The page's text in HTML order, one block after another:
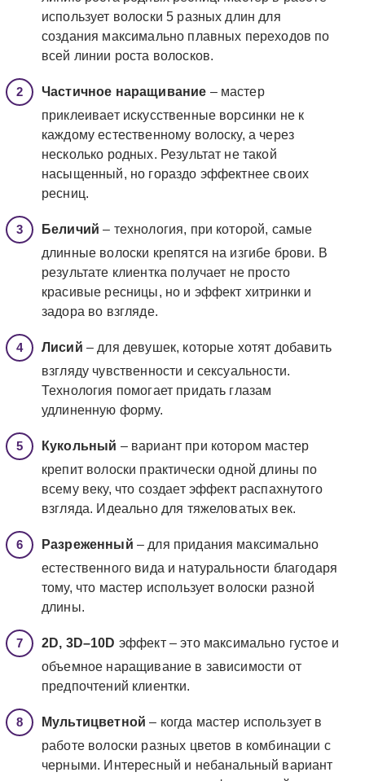
использует волоски 5 разных длин для
создания максимально плавных переходов по
всей линии роста волосков.
Частичное наращивание – мастер
приклеивает искусственные ворсинки не к
каждому естественному волоску, а через
несколько родных. Результат не такой
насыщенный, но гораздо эффектнее своих
ресниц.
Беличий – технология, при которой, самые
длинные волоски крепятся на изгибе брови. В
результате клиентка получает не просто
красивые ресницы, но и эффект хитринки и
задора во взгляде.
Лисий – для девушек, которые хотят добавить
взгляду чувственности и сексуальности.
Технология помогает придать глазам
удлиненную форму.
Кукольный – вариант при котором мастер
крепит волоски практически одной длины по
всему веку, что создает эффект распахнутого
взгляда. Идеально для тяжеловатых век.
Разреженный – для придания максимально
естественного вида и натуральности благодаря
тому, что мастер использует волоски разной
длины.
2D, 3D–10D эффект – это максимально густое и
объемное наращивание в зависимости от
предпочтений клиентки.
Мультицветной – когда мастер использует в
работе волоски разных цветов в комбинации с
черными. Интересный и небанальный вариант